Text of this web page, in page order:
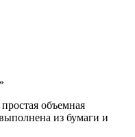
объемная
из бумаги и